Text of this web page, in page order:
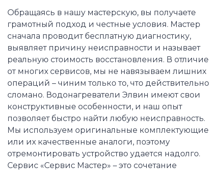
Обращаясь в нашу мастерскую, вы получаете
грамотный подход и честные условия. Мастер
сначала проводит бесплатную диагностику,
выявляет причину неисправности и называет
реальную стоимость восстановления. В отличие
от многих сервисов, мы не навязываем лишних
операций – чиним только то, что действительно
сломано. Водонагреватели Элвин имеют свои
конструктивные особенности, и наш опыт
позволяет быстро найти любую неисправность.
Мы используем оригинальные комплектующие
или их качественные аналоги, поэтому
отремонтировать устройство удается надолго.
Сервис «Сервис Мастер» – это сочетание